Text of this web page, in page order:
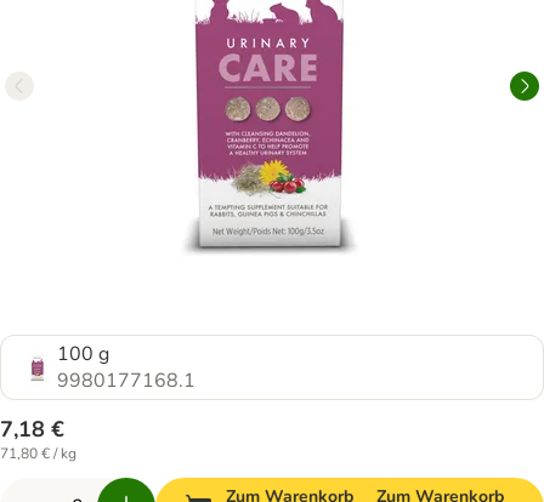
100 g
9980177168.1
7,18 €
71,80 € / kg
Zum Warenkorb
Zum Warenkorb